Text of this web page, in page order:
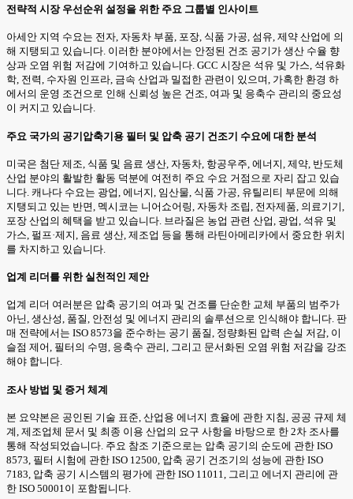
전략적 시장 우선순위 설정을 위한 주요 그룹별 인사이트
아세안 지역 수요는 전자, 자동차 부품, 포장, 식품 가공, 섬유, 제약 산업에 의
해 지탱되고 있습니다. 이러한 분야에서는 안정된 건조 공기가 생산 수율 향
상과 오염 위험 저감에 기여하고 있습니다. GCC 시장은 석유 및 가스, 석유화
학, 전력, 수자원 인프라, 금속 산업과 밀접한 관련이 있으며, 가혹한 환경 하
에서의 운영 조건으로 인해 신뢰성 높은 건조, 여과 및 응축수 관리의 중요성
이 커지고 있습니다.
주요 국가의 공기압축기용 필터 및 압축 공기 건조기 수요에 대한 분석
미국은 첨단 제조, 식품 및 음료 생산, 자동차, 항공우주, 에너지, 제약, 반도체
산업 분야의 활발한 활동 덕분에 여전히 주요 수요 거점으로 자리 잡고 있습
니다. 캐나다 수요는 광업, 에너지, 임산물, 식품 가공, 유틸리티 부문에 의해
지탱되고 있는 반면, 멕시코는 니어쇼어링, 자동차 조립, 전자제품, 의료기기,
포장 산업의 혜택을 받고 있습니다. 브라질은 농업 관련 산업, 광업, 석유 및
가스, 펄프·제지, 음료 생산, 제조업 등을 통해 라틴아메리카에서 중요한 위치
를 차지하고 있습니다.
업계 리더를 위한 실천적인 제안
업계 리더 여러분은 압축 공기의 여과 및 건조를 단순한 교체 부품의 범주가
아닌, 생산성, 품질, 안전성 및 에너지 관리의 솔루션으로 인식해야 합니다. 판
매 전략에서는 ISO 8573을 준수하는 공기 품질, 정량화된 압력 손실 저감, 이
슬점 제어, 필터의 수명, 응축수 관리, 그리고 문서화된 오염 위험 저감을 강조
해야 합니다.
조사 방법 및 증거 체계
본 요약본은 공인된 기술 표준, 산업용 에너지 효율에 관한 지침, 공공 규제 체
계, 제조업체 문서 및 최종 이용 산업의 요구 사항을 바탕으로 한 2차 조사를
통해 작성되었습니다. 주요 참조 기준으로는 압축 공기의 순도에 관한 ISO
8573, 필터 시험에 관한 ISO 12500, 압축 공기 건조기의 성능에 관한 ISO
7183, 압축 공기 시스템의 평가에 관한 ISO 11011, 그리고 에너지 관리에 관
한 ISO 50001이 포함됩니다.